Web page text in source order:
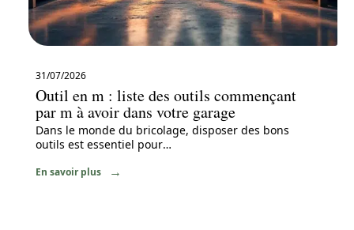
31/07/2026
Outil en m : liste des outils commençant
par m à avoir dans votre garage
Dans le monde du bricolage, disposer des bons
outils est essentiel pour…
En savoir plus